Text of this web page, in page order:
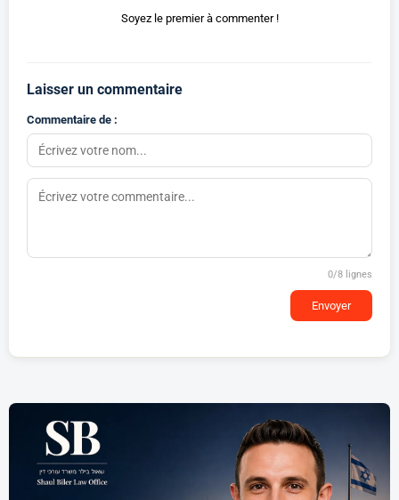
Soyez le premier à commenter !
Laisser un commentaire
Commentaire de :
0/8 lignes
Envoyer